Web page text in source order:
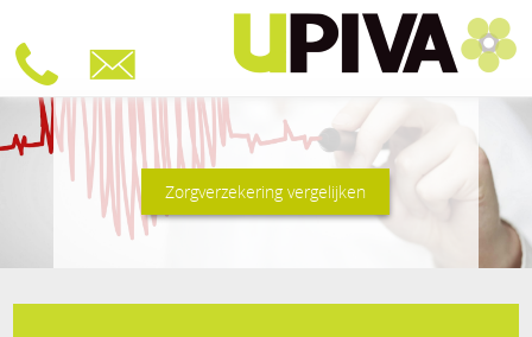
Zorgverzekering vergelijken